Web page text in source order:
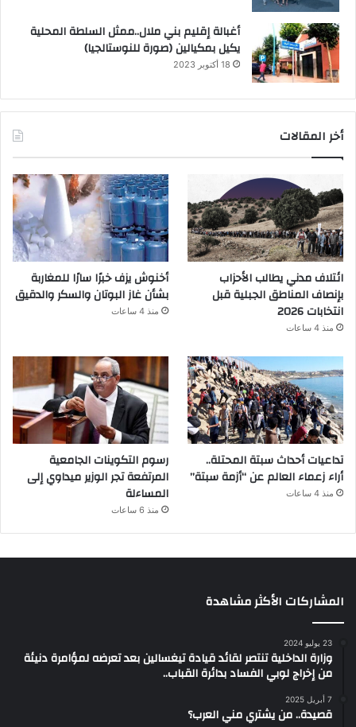
أغبالة إقليم بني ملال..ممثل السلطة المحلية
يكيل بمكيالين (صورة للنوستالجيا)
18 أكتوبر 2023
أخر المقالات
ائتلاف مدني يطالب الأحزاب
بإنصاف المناطق الجبلية قبل
انتخابات 2026
منذ 4 ساعات
أخنوش يزف خبرًا سارًا للمغاربة
بشأن غاز البوتان والسكر والدقيق
منذ 4 ساعات
تداعيات أحداث سبتة المحتلة..
أراء زعماء العالم عن “أزمة سبتة”
منذ 4 ساعات
رسوم التكوينات الجامعية
المرتفعة تجر الوزير ميداوي إلى
المساءلة
منذ 6 ساعات
المشاركات الأكثر مشاهدة
23 يوليو 2024
وزارة الداخلية تنتصر لقائد قيادة تيغسالين بعد تعرضه لمؤامرة دنيئة
من إخراج لوبي الفساد بدائرة القباب..
7 أبريل 2025
قصيدة.. من يشتري مني العرب؟